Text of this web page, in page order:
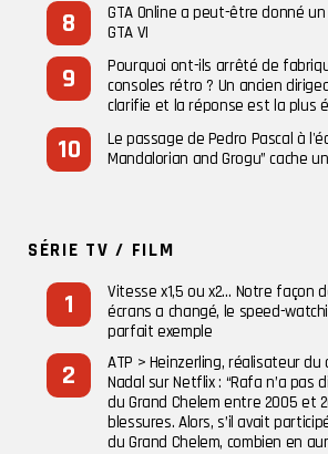
GTA Online a peut-être donné
GTA VI
Pourquoi ont-ils arrêté de
consoles rétro ? Un ancien
clarifie et la réponse est la plus
Le passage de Pedro Pascal à
Mandalorian and Grogu” cache
SÉRIE TV / FILM
Vitesse x1,5 ou x2… Notre façon
écrans a changé, le speed-
parfait exemple
ATP > Heinzerling, réalisateur
Nadal sur Netflix : “Rafa n’a pas
du Grand Chelem entre 2005 et
blessures. Alors, s’il avait
du Grand Chelem, combien en